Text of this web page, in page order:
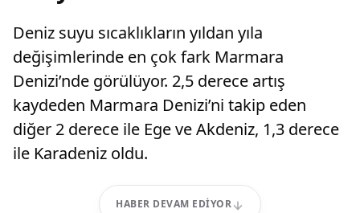
Deniz suyu sıcaklıkların yıldan yıla
değişimlerinde en çok fark Marmara
Denizi’nde görülüyor. 2,5 derece artış
kaydeden Marmara Denizi’ni takip eden
diğer 2 derece ile Ege ve Akdeniz, 1,3 derece
ile Karadeniz oldu.
HABER DEVAM EDIYOR